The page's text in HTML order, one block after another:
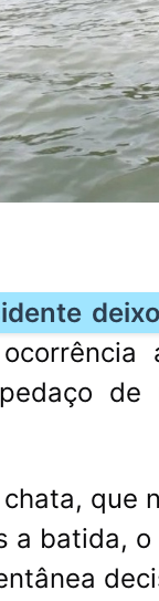
de
que
a batida,